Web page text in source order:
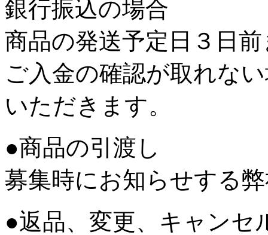
銀行振込の場合
商品の発送予定日３日
ご入金の確認が取れな
いただきます。
●商品の引渡し
募集時にお知らせする
●返品、変更、キャンセ